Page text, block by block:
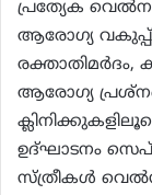
പ്രത്യേക
ആരോഗ്യ വകുപ്പ്
രക്താതിമര്‍ദം,
ആരോഗ്യ
ഉദ്ഘാടനം
സ്ത്രീകള്‍